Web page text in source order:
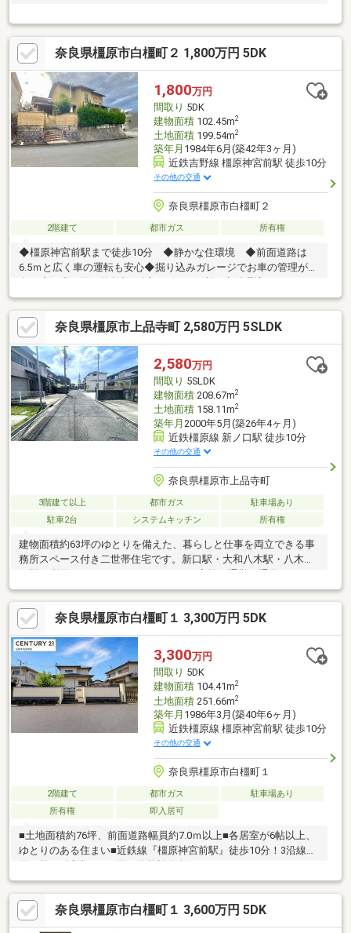
月々の返済額２１７３５～ ≪家賃より安く購入可能≫※変動優
遇金利0.77％、35年返済、自己資金0円、借入800万円の場合■頭
金０円でも購入可 ■ボーナス返済なし当社提携銀行にて住宅ロ
ーン金利が大幅優遇受けられます■掲載されていない物件も多数
ございます。お家探しは住宅情報量豊富なセンチュリー２１関西
不動産販売にお任せ下さい！まずは「0745-44-8681」まで、お気
軽にお電話下さい。
奈良県橿原市白橿町２ 1,800万円 5DK
1,800万円
間取り 5DK
建物面積102.45m2
土地面積199.54m2
築年月 1984年6月(築42年3ヶ月)
近鉄吉野線 橿原神宮前駅 徒歩10分
その他の交通
奈良県橿原市白橿町２
2階建て 都市ガス 所有権
◆橿原神宮前駅まで徒歩10分 ◆静かな住環境 ◆前面道路は
6.5ｍと広く車の運転も安心◆掘り込みガレージでお車の管理が安
奈良県橿原市上品寺町 2,580万円 5SLDK
2,580万円
間取り 5SLDK
建物面積208.67m2
土地面積158.11m2
築年月 2000年5月(築26年4ヶ月)
近鉄橿原線 新ノ口駅 徒歩10分
その他の交通
奈良県橿原市上品寺町
3階建て以上 都市ガス
駐車場あり
駐車2台
システムキッチン 所有権
建物面積約63坪のゆとりを備えた、暮らしと仕事を両立できる事
務所スペース付き二世帯住宅です。新口駅・大和八木駅・八木西
口駅を利用できる3WAYアクセスで、ご家族の通勤・通学はもちろ
ん、来客にも便利な立地。住居部分には約21畳の広々としたLDK
を設け、家族が自然と集まる開放的な空間を実現しています。調
理動線に優れたL型キッチンは、毎日の家事をスムーズにサポー
ト。シャッター付き倉庫は、車庫や商品の保管、趣味のスペース
など多彩に活用可能です。二世帯での同居や事業用スペースをお
考えの方におすすめの一邸です。
奈良県橿原市白橿町１ 3,300万円 5DK
3,300万円
間取り 5DK
建物面積104.41m2
土地面積251.66m2
築年月 1986年3月(築40年6ヶ月)
近鉄橿原線 橿原神宮前駅 徒歩10分
その他の交通
奈良県橿原市白橿町１
2階建て 都市ガス
駐車場あり
所有権
即入居可
■土地面積約76坪、前面道路幅員約7.0ｍ以上■各居室が6帖以上、
ゆとりのある住まい■近鉄線『橿原神宮前駅』徒歩10分！3沿線利
近畿不動産販売は、奈良県南部を中心に香芝市、橿原市に店舗を
展開しています。店舗間の情報の共有を行っている当グループで
は、南は和歌山県橋本市から奈良県宇陀市・吉野郡・天理市・北
葛城郡他、幅広いエリアをカバーして、お客様に最新の物件情報
奈良県橿原市白橿町１ 3,600万円 5DK